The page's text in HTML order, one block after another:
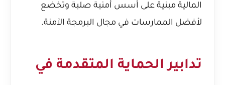
المالية مبنية على أسس أمنية صلبة وتخضع
لأفضل الممارسات في مجال البرمجة الآمنة.
تدابير الحماية المتقدمة في